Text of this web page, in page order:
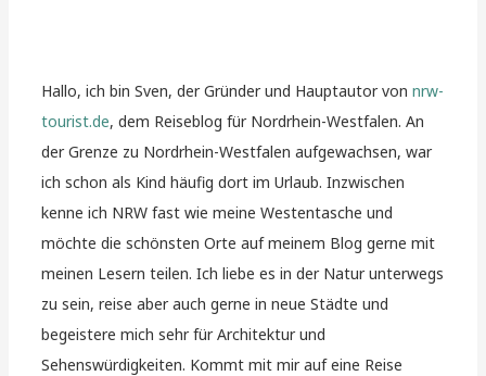
Hallo, ich bin Sven, der Gründer und Hauptautor vonnrw-
tourist.de, dem Reiseblog für Nordrhein-Westfalen. An
der Grenze zu Nordrhein-Westfalen aufgewachsen, war
ich schon als Kind häufig dort im Urlaub. Inzwischen
kenne ich NRW fast wie meine Westentasche und
möchte die schönsten Orte auf meinem Blog gerne mit
meinen Lesern teilen. Ich liebe es in der Natur unterwegs
zu sein, reise aber auch gerne in neue Städte und
begeistere mich sehr für Architektur und
Sehenswürdigkeiten. Kommt mit mir auf eine Reise